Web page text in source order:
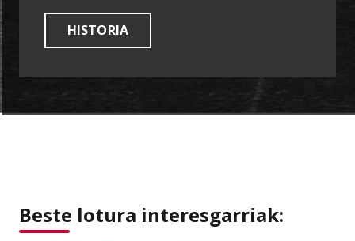
HISTORIA
Beste lotura interesgarriak: